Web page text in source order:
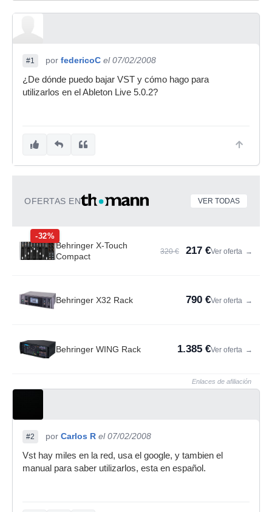
#1 por federicoC el 07/02/2008
¿De dónde puedo bajar VST y cómo hago para
utilizarlos en el Ableton Live 5.0.2?
OFERTAS EN VER TODAS
-32%
Behringer X-Touch
Compact
320 € 217 €Ver oferta →
Behringer X32 Rack 790 €Ver oferta →
Behringer WING Rack 1.385 €Ver oferta →
Enlaces de afiliación
#2 por Carlos R el 07/02/2008
Vst hay miles en la red, usa el google, y tambien el
manual para saber utilizarlos, esta en español.